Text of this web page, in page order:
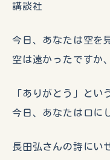
講談社
今日、あなたは空を
空は遠かったですか
「ありがとう」とい
今日、あなたは口に
長田弘さんの詩にい